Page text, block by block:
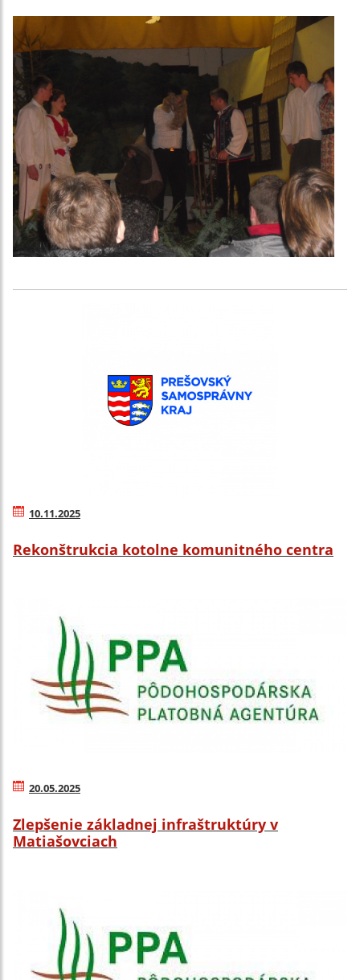
10.11.2025
Rekonštrukcia kotolne komunitného centra
20.05.2025
Zlepšenie základnej infraštruktúry v
Matiašovciach